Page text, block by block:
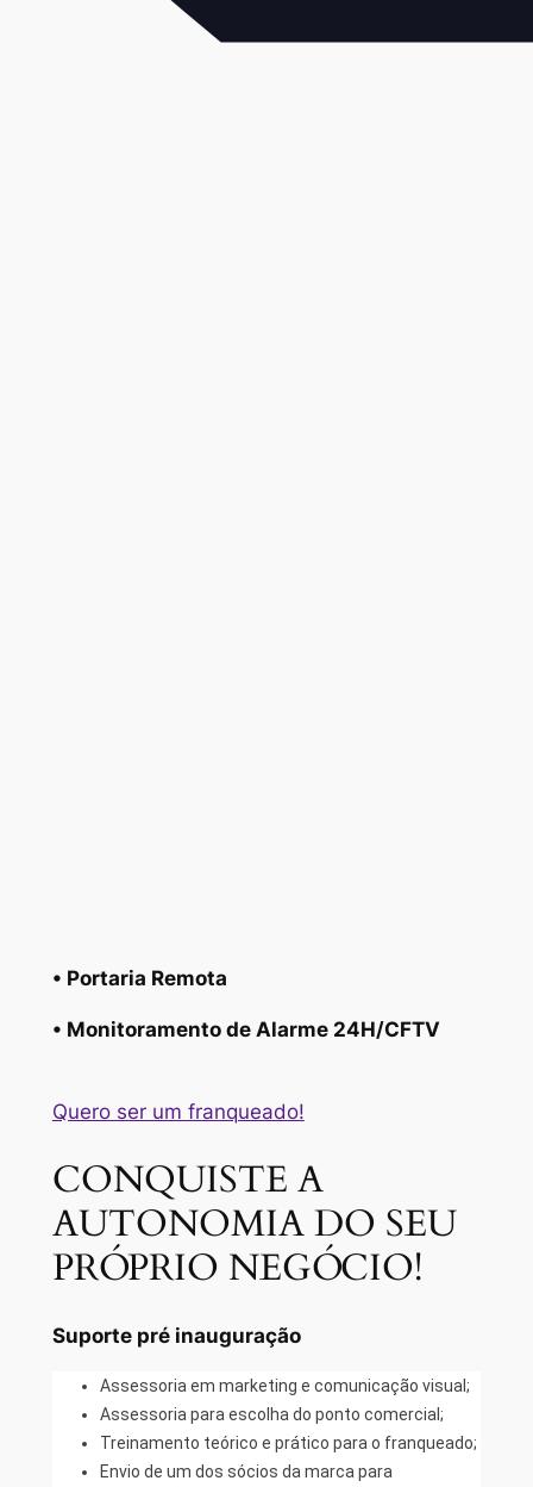
• Portaria Remota
• Monitoramento de Alarme 24H/CFTV
Quero ser um franqueado!
CONQUISTE A
AUTONOMIA DO SEU
PRÓPRIO NEGÓCIO!
Suporte pré inauguração
Assessoria em marketing e comunicação visual;
Assessoria para escolha do ponto comercial;
Treinamento teórico e prático para o franqueado;
Envio de um dos sócios da marca para